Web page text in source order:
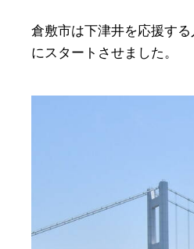
倉敷市は下津井を応援す
にスタートさせました。